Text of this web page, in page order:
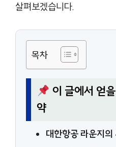
살펴보겠습니다.
목차
이 글에서 얻
약
대한항공 라운지의